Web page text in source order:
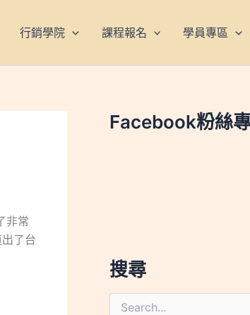
行銷學院 課程報名 學員專區
非常
了台
Facebook粉絲
搜尋